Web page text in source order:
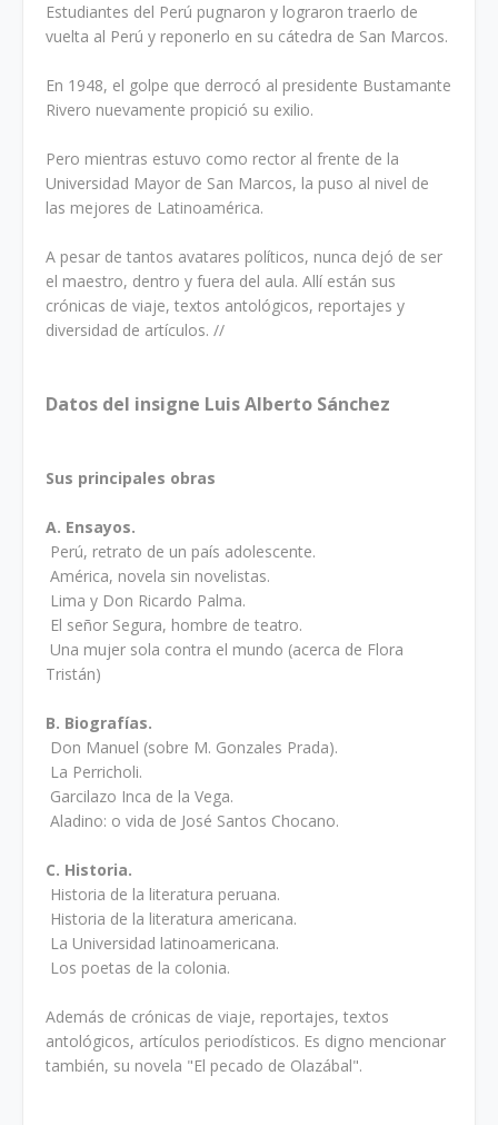
Estudiantes del Perú pugnaron y lograron traerlo de
vuelta al Perú y reponerlo en su cátedra de San Marcos.
En 1948, el golpe que derrocó al presidente Bustamante
Rivero nuevamente propició su exilio.
Pero mientras estuvo como rector al frente de la
Universidad Mayor de San Marcos, la puso al nivel de
las mejores de Latinoamérica.
A pesar de tantos avatares políticos, nunca dejó de ser
el maestro, dentro y fuera del aula. Allí están sus
crónicas de viaje, textos antológicos, reportajes y
diversidad de artículos. //
Datos del insigne Luis Alberto Sánchez
Sus principales obras
A. Ensayos.
Perú, retrato de un país adolescente.
América, novela sin novelistas.
Lima y Don Ricardo Palma.
El señor Segura, hombre de teatro.
Una mujer sola contra el mundo (acerca de Flora
Tristán)
B. Biografías.
Don Manuel (sobre M. Gonzales Prada).
La Perricholi.
Garcilazo Inca de la Vega.
Aladino: o vida de José Santos Chocano.
C. Historia.
Historia de la literatura peruana.
Historia de la literatura americana.
La Universidad latinoamericana.
Los poetas de la colonia.
Además de crónicas de viaje, reportajes, textos
antológicos, artículos periodísticos. Es digno mencionar
también, su novela "El pecado de Olazábal".